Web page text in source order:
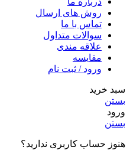
روش های ارسال
تماس با ما
سوالات متداول
علاقه مندی
مقایسه
ورود / ثبت نام
سبد خرید
بستن
ورود
بستن
هنوز حساب کاربری ندارید؟